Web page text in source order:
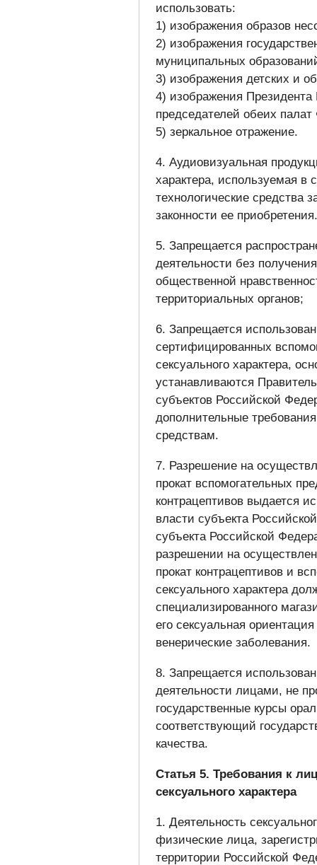
использовать:
1) изображения образов
2) изображения
муниципальных
3) изображения детских и
4) изображения
председателей обеих
5) зеркальное отражение.
4. Аудиовизуальная
характера, используемая в
технологические средства
законности ее приобретения.
5. Запрещается
деятельности без
общественной
территориальных органов;
6. Запрещается
сертифицированных
сексуального характера,
устанавливаются
субъектов Российской
дополнительные
средствам.
7. Разрешение на
прокат вспомогательных
контрацептивов выдается
власти субъекта
субъекта Российской
разрешении на
прокат контрацептивов и
сексуального характера
специализированного
его сексуальная
венерические заболевания.
8. Запрещается
деятельности лицами, не
государственные курсы
соответствующий
качества.
Статья 5. Требования к
сексуального характера
1. Деятельность
физические лица,
территории Российской